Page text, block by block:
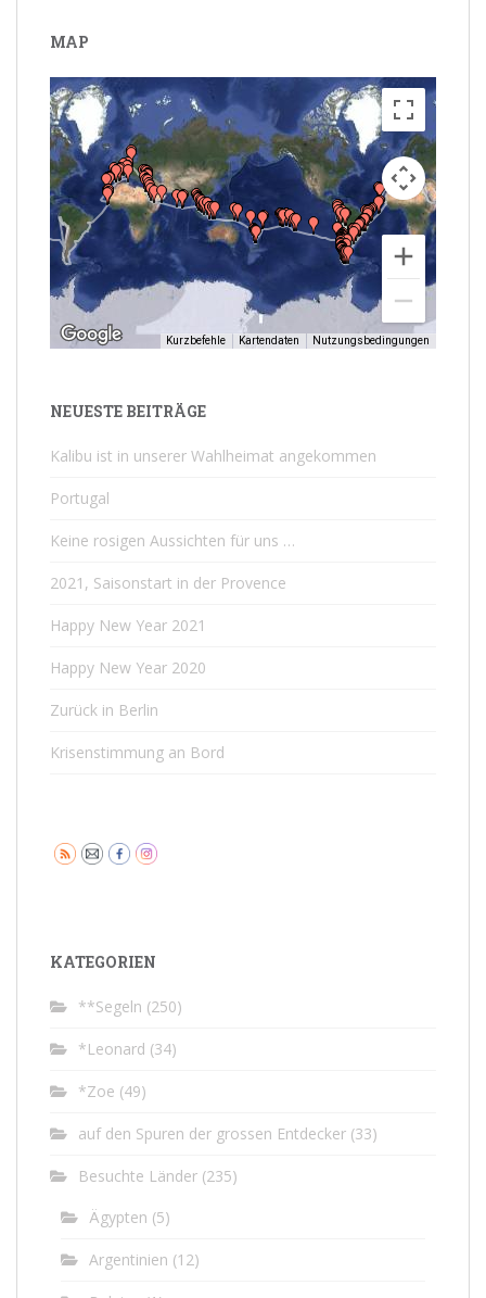
MAP
Kurzbefehle Kartendaten Nutzungsbedingungen
NEUESTE BEITRÄGE
Kalibu ist in unserer Wahlheimat angekommen
Portugal
Keine rosigen Aussichten für uns …
2021, Saisonstart in der Provence
Happy New Year 2021
Happy New Year 2020
Zurück in Berlin
Krisenstimmung an Bord
KATEGORIEN
**Segeln (250)
*Leonard (34)
*Zoe (49)
auf den Spuren der grossen Entdecker (33)
Besuchte Länder (235)
Ägypten (5)
Argentinien (12)